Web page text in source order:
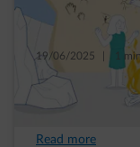
19/06/2025 1
Du feu à la
histoire du
Read more